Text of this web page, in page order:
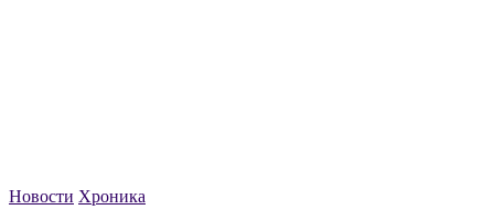
Новости Хроника